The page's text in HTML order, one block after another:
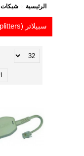
الرئيسية شبكات
سبيلاتر (Splitters) باسعار من 5.0